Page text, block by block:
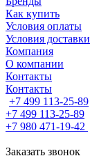
Как купить
Условия оплаты
Условия доставки
Компания
О компании
Контакты
Контакты
+7 499 113-25-89
+7 499 113-25-89
+7 980 471-19-42
Заказать звонок